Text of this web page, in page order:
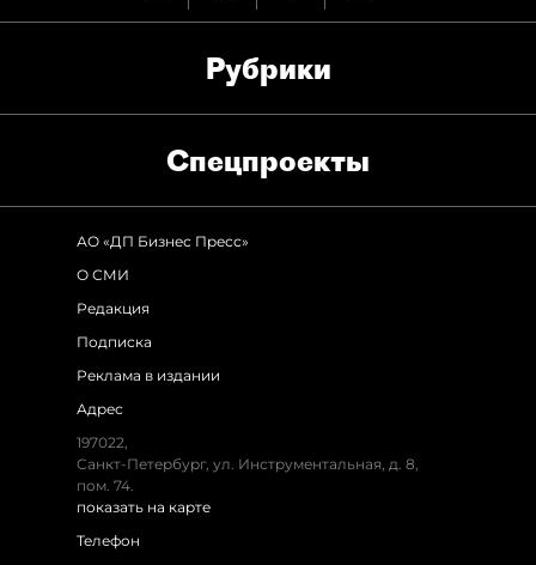
Рубрики
Спец­проекты
АО «ДП Бизнес Пресс»
О СМИ
Редакция
Подписка
Реклама в издании
Адрес
197022,
Санкт-Петербург, ул. Инструментальная, д. 8,
пом. 74.
показать на карте
Телефон